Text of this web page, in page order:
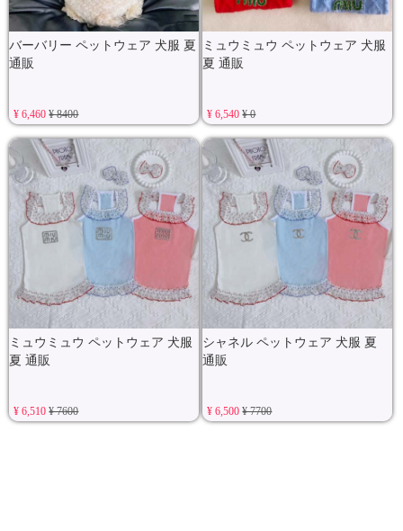
バーバリー ペットウェア 犬服 夏
通販
¥ 6,460¥ 8400
ミュウミュウ ペットウェア 犬服
夏 通販
¥ 6,540¥ 0
ミュウミュウ ペットウェア 犬服
夏 通販
¥ 6,510¥ 7600
シャネル ペットウェア 犬服 夏
通販
¥ 6,500¥ 7700